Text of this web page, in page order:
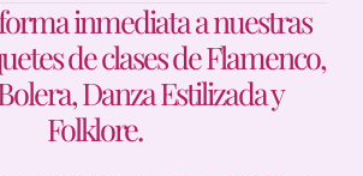
inmediata a nuestras
de clases de Flamenco,
Danza Estilizada y
Folklore.